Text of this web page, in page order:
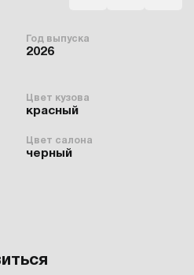
Год выпуска
2026
Цвет кузова
красный
Цвет салона
черный